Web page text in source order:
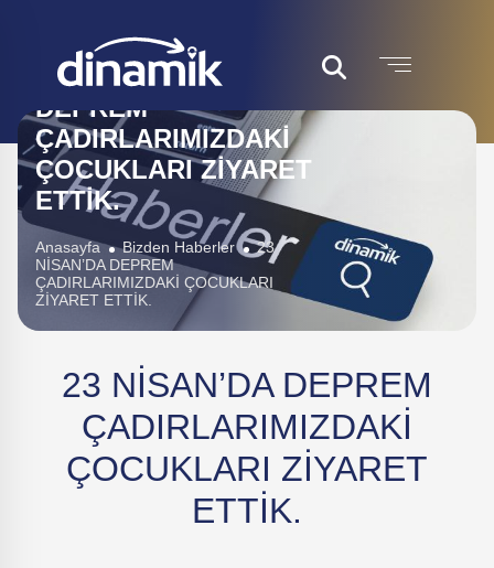
23 NİSAN’DA
DEPREM
ÇADIRLARIMIZDAKİ
ÇOCUKLARI ZİYARET
ETTİK.
Anasayfa Bizden Haberler
23
NİSAN’DA DEPREM
ÇADIRLARIMIZDAKİ ÇOCUKLARI
ZİYARET ETTİK.
23 NİSAN’DA DEPREM
ÇADIRLARIMIZDAKİ
ÇOCUKLARI ZİYARET
ETTİK.